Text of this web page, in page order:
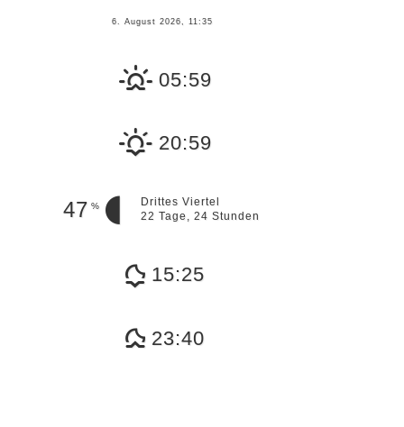
6. August 2026, 11:35
05:59
20:59
47 %
Drittes Viertel
22 Tage, 24 Stunden
15:25
23:40